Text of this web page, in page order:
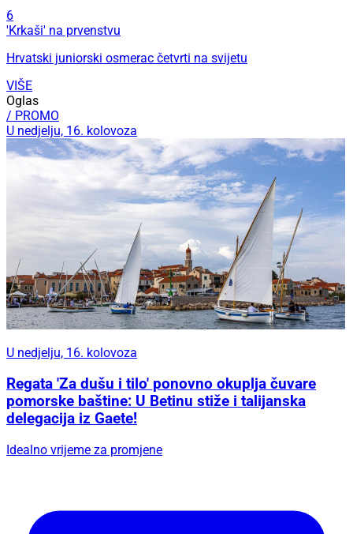
6
'Krkaši' na prvenstvu
Hrvatski juniorski osmerac četvrti na svijetu
VIŠE
Oglas
/ PROMO
U nedjelju, 16. kolovoza
U nedjelju, 16. kolovoza
Regata 'Za dušu i tilo' ponovno okuplja čuvare
pomorske baštine: U Betinu stiže i talijanska
delegacija iz Gaete!
Idealno vrijeme za promjene